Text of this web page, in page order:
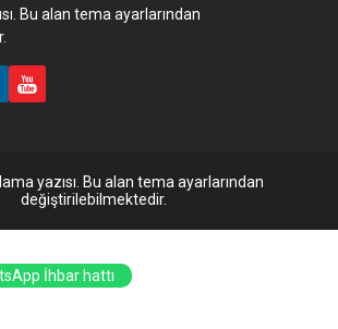
Bu alan tema ayarlarından
yazısı. Bu alan tema ayarlarından
değiştirilebilmektedir.
İhbar hattı